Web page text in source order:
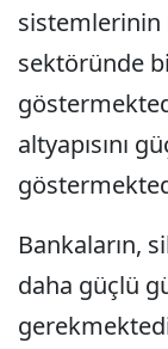
sistemlerinin
sektöründe
altyapısını
Bankaların,
daha güçlü